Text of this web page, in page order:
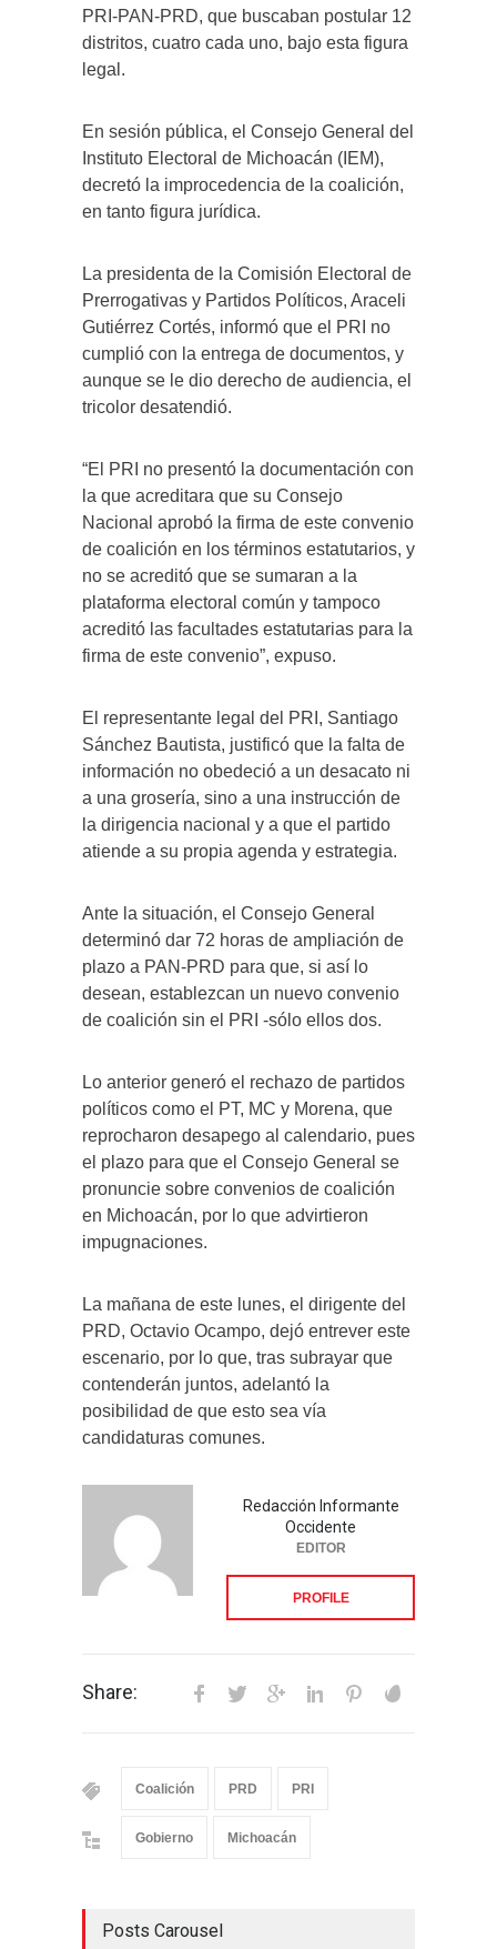
PRI-PAN-PRD, que buscaban postular 12
distritos, cuatro cada uno, bajo esta figura
legal.
En sesión pública, el Consejo General del
Instituto Electoral de Michoacán (IEM),
decretó la improcedencia de la coalición,
en tanto figura jurídica.
La presidenta de la Comisión Electoral de
Prerrogativas y Partidos Políticos, Araceli
Gutiérrez Cortés, informó que el PRI no
cumplió con la entrega de documentos, y
aunque se le dio derecho de audiencia, el
tricolor desatendió.
“El PRI no presentó la documentación con
la que acreditara que su Consejo
Nacional aprobó la firma de este convenio
de coalición en los términos estatutarios, y
no se acreditó que se sumaran a la
plataforma electoral común y tampoco
acreditó las facultades estatutarias para la
firma de este convenio”, expuso.
El representante legal del PRI, Santiago
Sánchez Bautista, justificó que la falta de
información no obedeció a un desacato ni
a una grosería, sino a una instrucción de
la dirigencia nacional y a que el partido
atiende a su propia agenda y estrategia.
Ante la situación, el Consejo General
determinó dar 72 horas de ampliación de
plazo a PAN-PRD para que, si así lo
desean, establezcan un nuevo convenio
de coalición sin el PRI -sólo ellos dos.
Lo anterior generó el rechazo de partidos
políticos como el PT, MC y Morena, que
reprocharon desapego al calendario, pues
el plazo para que el Consejo General se
pronuncie sobre convenios de coalición
en Michoacán, por lo que advirtieron
impugnaciones.
La mañana de este lunes, el dirigente del
PRD, Octavio Ocampo, dejó entrever este
escenario, por lo que, tras subrayar que
contenderán juntos, adelantó la
posibilidad de que esto sea vía
candidaturas comunes.
Redacción Informante
Occidente
EDITOR
PROFILE
Share:
Coalición PRD PRI
Gobierno Michoacán
Posts Carousel